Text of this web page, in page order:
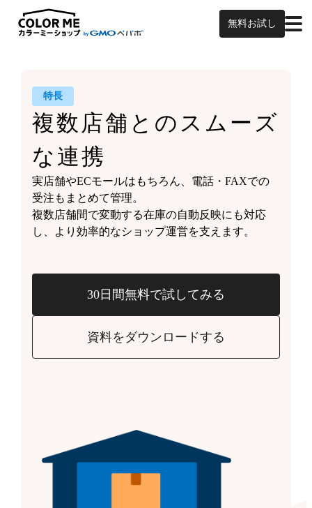
無料お試し
特長
複数店舗との スムーズ
な連携
実店舗やECモールはもちろん、 電話・FAXでの
受注もまとめて管理。
複数店舗間で変動する在庫の自動反映にも対応
し、 より効率的なショップ運営を支えます。
30日間無料で試してみる
資料をダウンロードする